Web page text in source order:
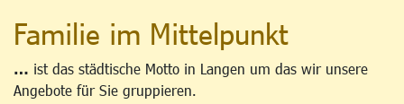
Familie im Mittelpunkt
… ist das städtische Motto in Langen um das wir unsere
Angebote für Sie gruppieren.